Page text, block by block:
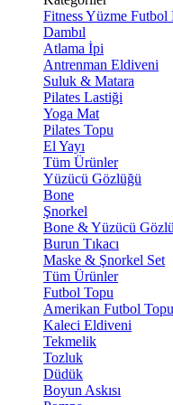
FitnessYüzme Futbol
Dambıl
Atlama İpi
Antrenman Eldiveni
Suluk & Matara
Pilates Lastiği
Yoga Mat
Pilates Topu
El Yayı
Tüm Ürünler
Yüzücü Gözlüğü
Bone
Şnorkel
Bone & Yüzücü
Burun Tıkacı
Maske & Şnorkel Set
Tüm Ürünler
Futbol Topu
Amerikan Futbol Topu
Kaleci Eldiveni
Tekmelik
Tozluk
Düdük
Boyun Askısı